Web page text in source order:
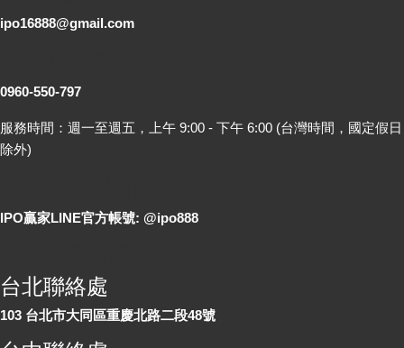
ipo16888@gmail.com
0960-550-797
服務時間：週一至週五，上午 9:00 - 下午 6:00 (台灣時間，國定假日
除外)
IPO贏家LINE官方帳號: @ipo888
台北聯絡處
103 台北市大同區重慶北路二段48號